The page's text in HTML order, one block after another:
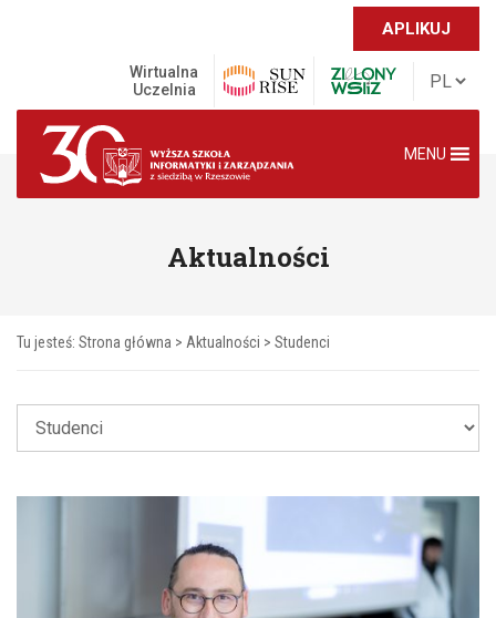
APLIKUJ
Wirtualna
Uczelnia
MENU
Aktualności
Tu jesteś: Strona główna > Aktualności > Studenci